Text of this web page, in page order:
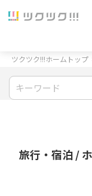
ツクツク!!!ホームトップ
旅行・宿泊 /